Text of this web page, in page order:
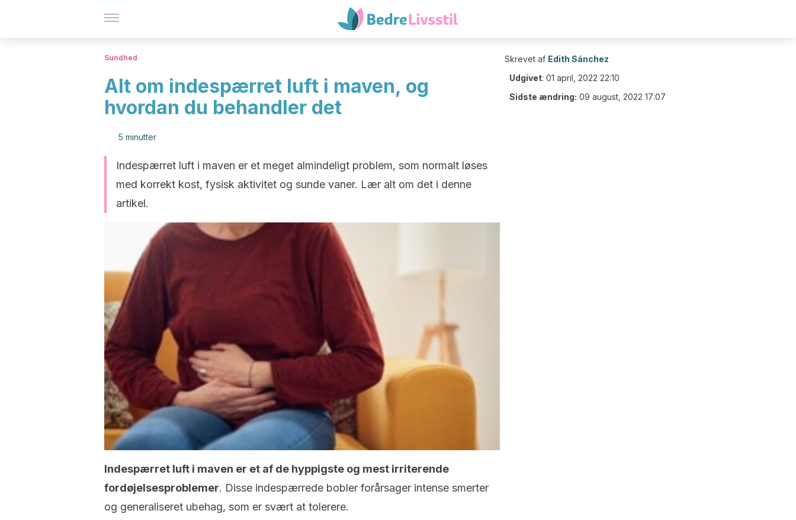
Sundhed
Alt om indespærret luft i maven, og
hvordan du behandler det
5 minutter
Indespærret luft i maven er et meget almindeligt problem, som normalt løses
med korrekt kost, fysisk aktivitet og sunde vaner. Lær alt om det i denne
artikel.
Indespærret luft i maven er et af de hyppigste og mest irriterende
fordøjelsesproblemer. Disse indespærrede bobler forårsager intense smerter
og generaliseret ubehag, som er svært at tolerere.
Skrevet af Edith Sánchez
Udgivet: 01 april, 2022 22:10
Sidste ændring: 09 august, 2022 17:07